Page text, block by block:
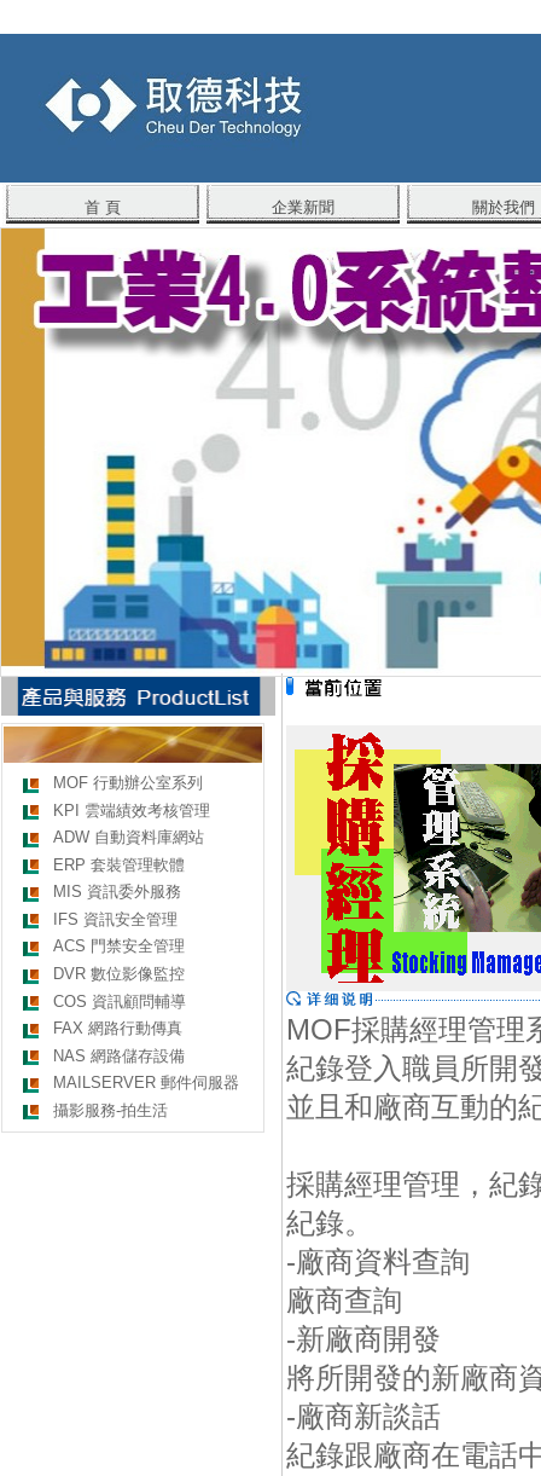
首 頁 企業新聞 關於我們
MOF 行動辦公室系列
KPI 雲端績效考核管理
ADW 自動資料庫網站
ERP 套裝管理軟體
MIS 資訊委外服務
IFS 資訊安全管理
ACS 門禁安全管理
DVR 數位影像監控
COS 資訊顧問輔導
FAX 網路行動傳真
NAS 網路儲存設備
MAILSERVER 郵件伺服器
攝影服務-拍生活
MOF採購經理管理
紀錄登入職員所開
並且和廠商互動的
採購經理管理，紀
紀錄。
-廠商資料查詢
廠商查詢
-新廠商開發
將所開發的新廠商
-廠商新談話
紀錄跟廠商在電話